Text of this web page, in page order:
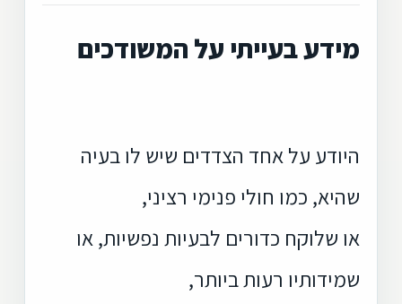
מידע בעייתי על המשודכים
היודע על אחד הצדדים שיש לו בעיה
שהיא, כמו חולי פנימי רציני,
או שלוקח כדורים לבעיות נפשיות, או
שמידותיו רעות ביותר,